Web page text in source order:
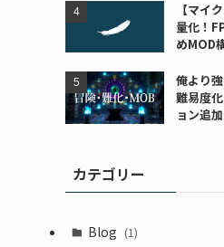
【マイ
量化！
めMOD
俺より
難易度
ョン追
カテゴリー
Blog (1)